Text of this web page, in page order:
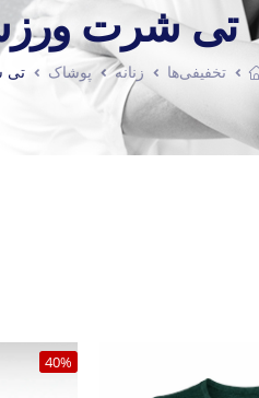
تی شرت
تخفیفی‌ها زنانه پوشاک تی
40%